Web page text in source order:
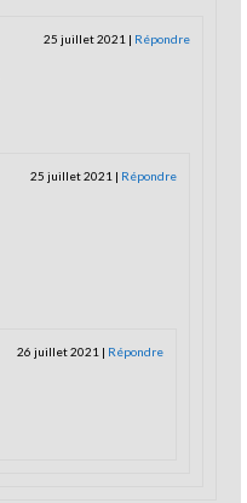
25 juillet 2021 | Répondre
25 juillet 2021 | Répondre
26 juillet 2021 | Répondre